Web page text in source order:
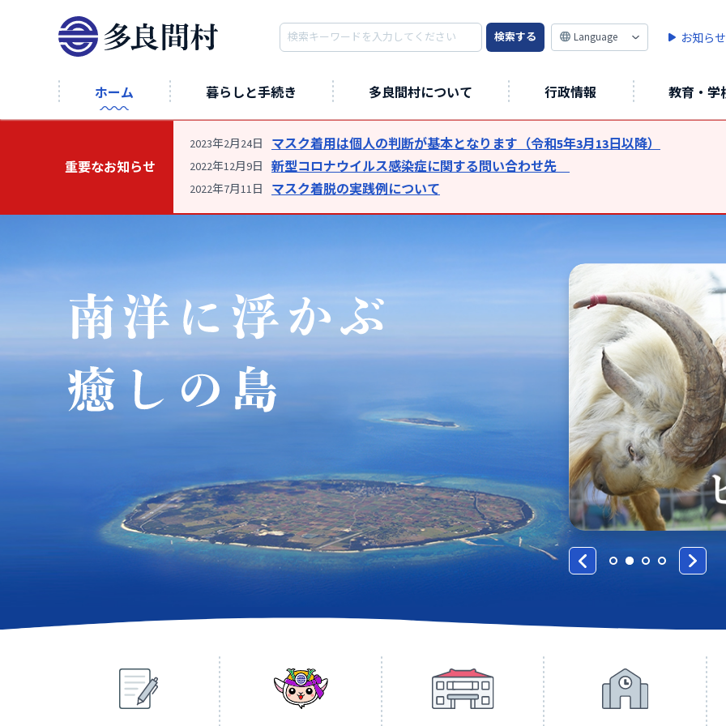
検索する
ホーム 暮らしと手続き 多良間村について 行政情報 教育・学
Language お知らせ
重要なお知らせ
2023年2月24日 マスク着用は個人の判断が基本となります（令和5年3月13日以降）
2022年12月9日 新型コロナウイルス感染症に関する問い合わせ先
2022年7月11日 マスク着脱の実践例について